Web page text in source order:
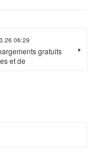
06:29
gratuits
et de